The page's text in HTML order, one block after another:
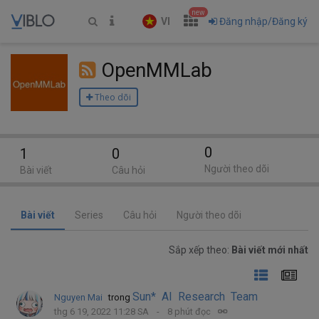
VI
new
Đăng nhập/Đăng ký
OpenMMLab
Theo dõi
Bài viết Series Câu hỏi Người theo dõi
Sắp xếp theo: Bài viết mới nhất
Nguyen Mai trong Sun* AI Research Team
thg 6 19, 2022 11:28 SA 8 phút đọc
1
Bài viết
0
Câu hỏi
0
Người theo dõi